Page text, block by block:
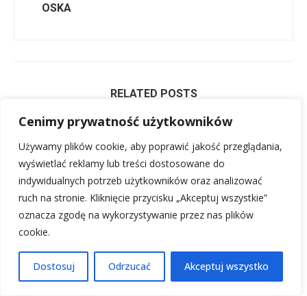
Cenimy prywatność użytkowników
Używamy plików cookie, aby poprawić jakość przeglądania,
wyświetlać reklamy lub treści dostosowane do
indywidualnych potrzeb użytkowników oraz analizować
ruch na stronie. Kliknięcie przycisku „Akceptuj wszystkie”
oznacza zgodę na wykorzystywanie przez nas plików
cookie.
Dostosuj Odrzucać Akceptuj wszystko
OSKA
RELATED POSTS